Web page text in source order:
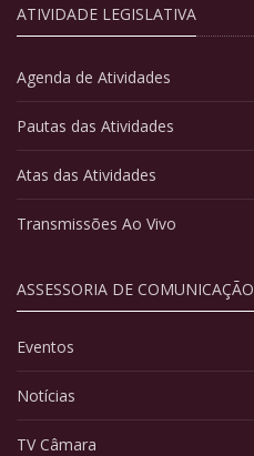
ATIVIDADE LEGISLATIVA
Agenda de Atividades
Pautas das Atividades
Atas das Atividades
Transmissões Ao Vivo
ASSESSORIA DE COMUNICAÇÃO
Eventos
Notícias
TV Câmara